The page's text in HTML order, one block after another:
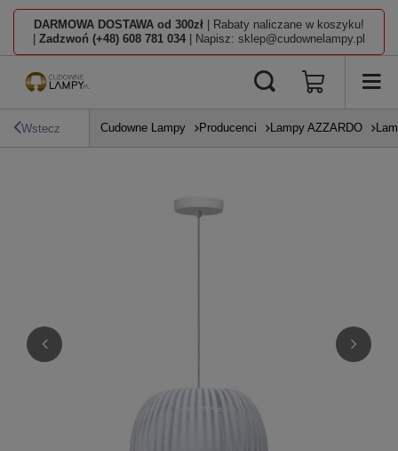
DARMOWA DOSTAWA od 300zł | Rabaty naliczane w koszyku!
Zadzwoń (+48) 608 781 034 | Napisz: sklep@cudownelampy.pl
Wstecz Cudowne Lampy Producenci Lampy AZZARDO